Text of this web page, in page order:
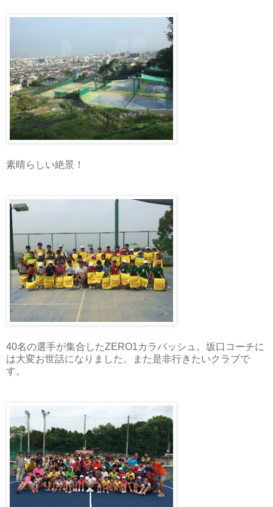
素晴らしい絶景！
40名の選手が集合したZERO1カラバッシュ。坂口コーチに
は大変お世話になりました。また是非行きたいクラブで
す。